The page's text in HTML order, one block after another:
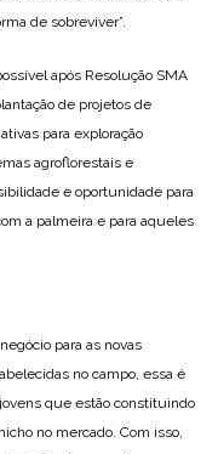
de sobreviver”.
após Resolução SMA
de projetos de
para exploração
agroflorestais e
e oportunidade para
a palmeira e para aqueles
para as novas
no campo, essa é
que estão constituindo
no mercado. Com isso,